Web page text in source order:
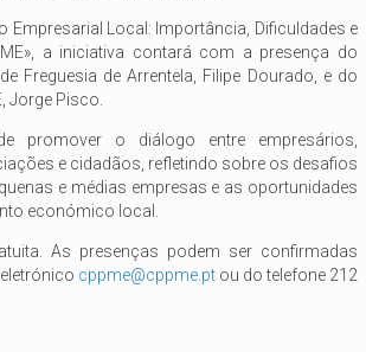
Empresarial Local: Importância, Dificuldades e
a iniciativa contará com a presença do
Freguesia de Arrentela, Filipe Dourado, e do
Jorge Pisco.
promover o diálogo entre empresários,
e cidadãos, refletindo sobre os desafios
e médias empresas e as oportunidades
económico local.
As presenças podem ser confirmadas
cppme@cppme.pt ou do telefone 212